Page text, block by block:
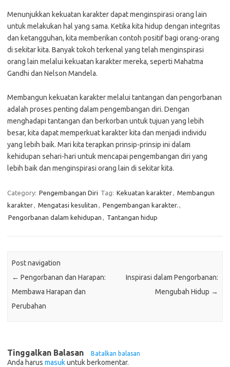
Menunjukkan kekuatan karakter dapat menginspirasi orang lain
untuk melakukan hal yang sama. Ketika kita hidup dengan integritas
dan ketangguhan, kita memberikan contoh positif bagi orang-orang
di sekitar kita. Banyak tokoh terkenal yang telah menginspirasi
orang lain melalui kekuatan karakter mereka, seperti Mahatma
Gandhi dan Nelson Mandela.
Membangun kekuatan karakter melalui tantangan dan pengorbanan
adalah proses penting dalam pengembangan diri. Dengan
menghadapi tantangan dan berkorban untuk tujuan yang lebih
besar, kita dapat memperkuat karakter kita dan menjadi individu
yang lebih baik. Mari kita terapkan prinsip-prinsip ini dalam
kehidupan sehari-hari untuk mencapai pengembangan diri yang
lebih baik dan menginspirasi orang lain di sekitar kita.
Category: Pengembangan Diri Tag: Kekuatan karakter, Membangun
karakter, Mengatasi kesulitan , Pengembangan karakter. ,
Pengorbanan dalam kehidupan , Tantangan hidup
Post navigation
← Pengorbanan dan Harapan:
Membawa Harapan dan
Perubahan
Inspirasi dalam Pengorbanan:
Mengubah Hidup →
Tinggalkan Balasan Batalkan balasan
Anda harus masukuntuk berkomentar.